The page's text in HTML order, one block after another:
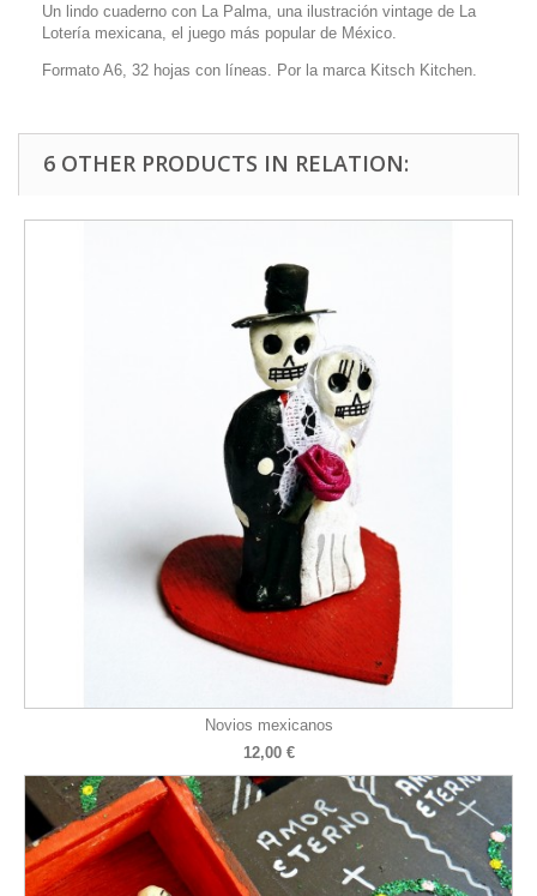
Un lindo cuaderno con La Palma, una ilustración vintage de La
Lotería mexicana, el juego más popular de México.
Formato A6, 32 hojas con líneas. Por la marca Kitsch Kitchen.
6 OTHER PRODUCTS IN RELATION:
Novios mexicanos
12,00 €